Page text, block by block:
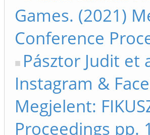
Games. (2021)
Conference
Pásztor Judit
Instagram &
Megjelent:
Proceedings pp.